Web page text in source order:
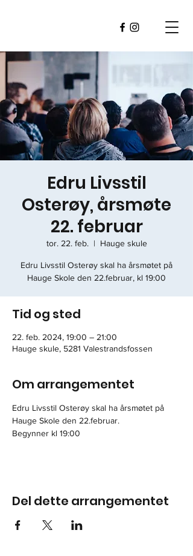
Edru Livsstil
Osterøy, årsmøte
22. februar
tor. 22. feb.
  |
Hauge skule
Edru Livsstil Osterøy skal ha årsmøtet på
Hauge Skole den 22.februar, kl 19:00
Tid og sted
22. feb. 2024, 19:00 – 21:00
Hauge skule, 5281 Valestrandsfossen
Om arrangementet
Edru Livsstil Osterøy skal ha årsmøtet på
Hauge Skole den 22.februar.
Begynner kl 19:00
Del dette arrangementet